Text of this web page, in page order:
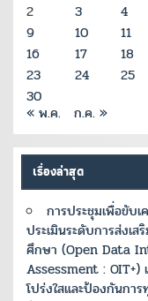
2
3 4
9
10 11
16
17 18
23
24 25
30
« พ.ค. ก.ค. »
เรื่องล่าสุด
การประชุมเพื่อขับ
ประเมินระดับการส่งเ
ศึกษา (Open Data
Assessment : OIT+)
โปร่งใสและป้องกันก